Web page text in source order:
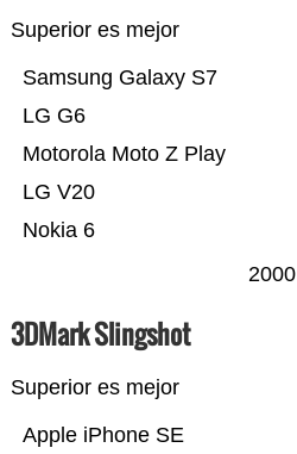
Superior es mejor
Nokia 6
LG V20
Motorola Moto Z Play
LG G6
Samsung Galaxy S7
2000
3DMark Slingshot
Superior es mejor
Apple iPhone SE